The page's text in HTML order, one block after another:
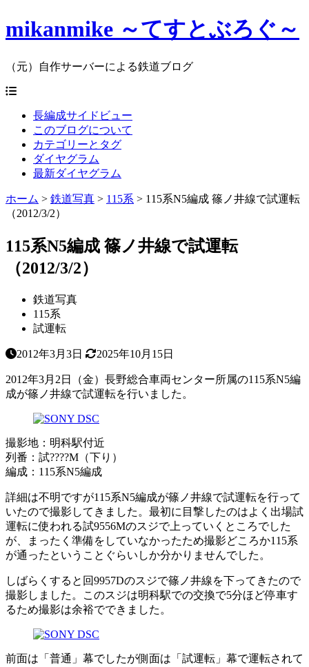
mikanmike ～てすとぶろぐ～
（元）自作サーバーによる鉄道ブログ
長編成サイドビュー
このブログについて
カテゴリーとタグ
ダイヤグラム
最新ダイヤグラム
ホーム > 鉄道写真 > 115系 > 115系N5編成 篠ノ井線で試運転
（2012/3/2）
115系N5編成 篠ノ井線で試運転
（2012/3/2）
鉄道写真
115系
試運転
2012年3月3日 2025年10月15日
2012年3月2日（金）長野総合車両センター所属の115系N5編
成が篠ノ井線で試運転を行いました。
撮影地：明科駅付近
列番：試????M（下り）
編成：115系N5編成
詳細は不明ですが115系N5編成が篠ノ井線で試運転を行って
いたので撮影してきました。最初に目撃したのはよく出場試
運転に使われる試9556Mのスジで上っていくところでした
が、まったく準備をしていなかったため撮影どころか115系
が通ったということぐらいしか分かりませんでした。
しばらくすると回9957Dのスジで篠ノ井線を下ってきたので
撮影しました。このスジは明科駅での交換で5分ほど停車す
るため撮影は余裕でできました。
前面は「普通」幕でしたが側面は「試運転」幕で運転されて